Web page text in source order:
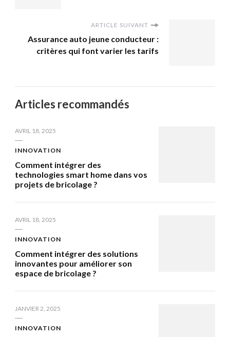
ARTICLE SUIVANT
Assurance auto jeune conducteur :
critères qui font varier les tarifs
Articles recommandés
AVRIL 18, 2025
INNOVATION
Comment intégrer des
technologies smart home dans vos
projets de bricolage ?
AVRIL 18, 2025
INNOVATION
Comment intégrer des solutions
innovantes pour améliorer son
espace de bricolage ?
JANVIER 2, 2025
INNOVATION